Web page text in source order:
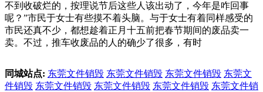
不到收破烂的，按理说节后这些人该出动了，今年是咋回事
呢？”市民于女士有些摸不着头脑。与于女士有着同样感受的
市民还真不少，都想趁着正月十五前把春节期间的废品卖一
卖。不过，推车收废品的人的确少了很多，有时
同城站点: 东莞文件销毁 东莞文件销毁 东莞文件销毁 东莞文
件销毁 东莞文件销毁 东莞文件销毁 东莞文件销毁 东莞文件销